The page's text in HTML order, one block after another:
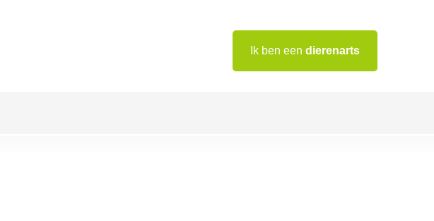
Ik ben een dierenarts